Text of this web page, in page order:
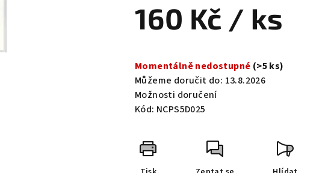
z
160 Kč / ks
cena:
Momentálně nedostupné (>5 ks)
Můžeme doručit do: 13.8.2026
Možnosti doručení
Kód: NCPS5D025